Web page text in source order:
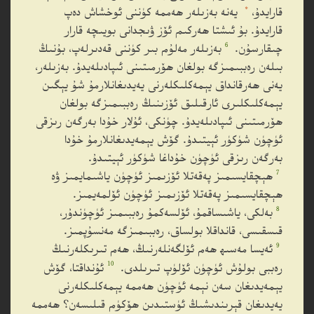
قارايدۇ، *
يەنە بەزىلەر ھەممە كۈننى ئوخشاش دەپ
قارايدۇ. بۇ ئىشتا ھەركىم ئۆز ۋىجدانى بويىچە قارار
چىقارسۇن.
6 بەزىلەر مەلۇم بىر كۈننى قەدىرلەپ، بۇنىڭ
بىلەن رەببىمىزگە بولغان ھۆرمىتىنى ئىپادىلەيدۇ. بەزىلەر،
يەنى ھەرقانداق يېمەكلىكلەرنى يەيدىغانلارمۇ شۇ يېگىن
يېمەكلىكلىرى ئارقىلىق ئۆزىنىڭ رەببىمىزگە بولغان
ھۆرمىتىنى ئىپادىلەيدۇ. چۈنكى، ئۇلار خۇدا بەرگەن رىزقى
ئۈچۈن شۈكۈر ئېيتىدۇ. گۆش يېمەيدىغانلارمۇ خۇدا
بەرگەن رىزقى ئۈچۈن خۇداغا شۈكۈر ئېيتىدۇ.
7 ھېچقايسىمىز پەقەتلا ئۆزىمىز ئۈچۈن ياشىمايمىز ۋە
ھېچقايسىمىز پەقەتلا ئۆزىمىز ئۈچۈن ئۆلمەيمىز.
8 بەلكى، ياشىساقمۇ، ئۆلسەكمۇ رەببىمىز ئۈچۈندۇر،
قىسقىسى، قانداقلا بولساق، رەببىمىزگە مەنسۇپمىز.
9 ئەيسا مەسىھ ھەم ئۆلگەنلەرنىڭ، ھەم تىرىكلەرنىڭ
رەببى بولۇش ئۈچۈن ئۆلۈپ تىرىلدى.
10 ئۇنداقتا، گۆش
يېمەيدىغان سەن نېمە ئۈچۈن ھەممە يېمەكلىكلەرنى
يەيدىغان قېرىندىشىڭ ئۈستىدىن ھۆكۈم قىلىسەن؟ ھەممە